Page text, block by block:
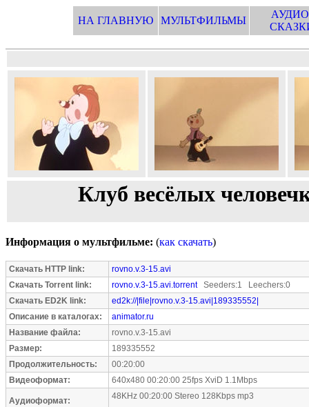
НА ГЛАВНУЮ МУЛЬТФИЛЬМЫ
Клуб весёлых
Информация о мультфильме: (как скачать)
Скачать HTTP link:
rovno.v.3-15.avi
Скачать Torrent link:
rovno.v.3-15.avi.torrentSeeders:1 Leechers:0
Скачать ED2K link:
ed2k://|file|rovno.v.3-15.avi|189335552|
Описание в каталогах:
animator.ru
Название файла:
rovno.v.3-15.avi
Размер:
189335552
Продолжительность:
00:20:00
Видеоформат:
640x480 00:20:00 25fps XviD 1.1Mbps
Аудиоформат: 48KHz 00:20:00 Stereo 128Kbps mp3